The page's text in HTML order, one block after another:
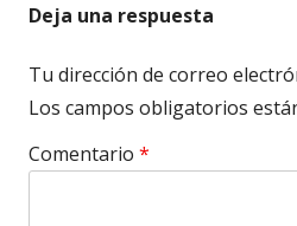
Deja una respuesta
Tu dirección de correo
Los campos obligatorios
Comentario *